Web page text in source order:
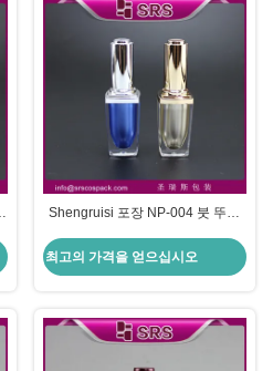
Shengruisi 포장 NP-004 붓 뚜??
최고의 가격을 얻으십시오